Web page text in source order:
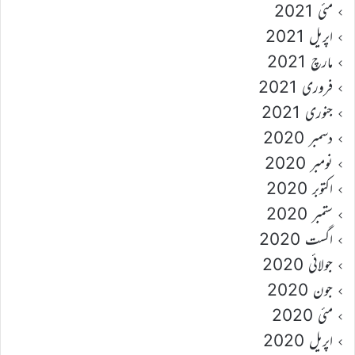
مئی 2021
اپریل 2021
مارچ 2021
فروری 2021
جنوری 2021
دسمبر 2020
نومبر 2020
اکتوبر 2020
ستمبر 2020
اگست 2020
جولائی 2020
جون 2020
مئی 2020
اپریل 2020